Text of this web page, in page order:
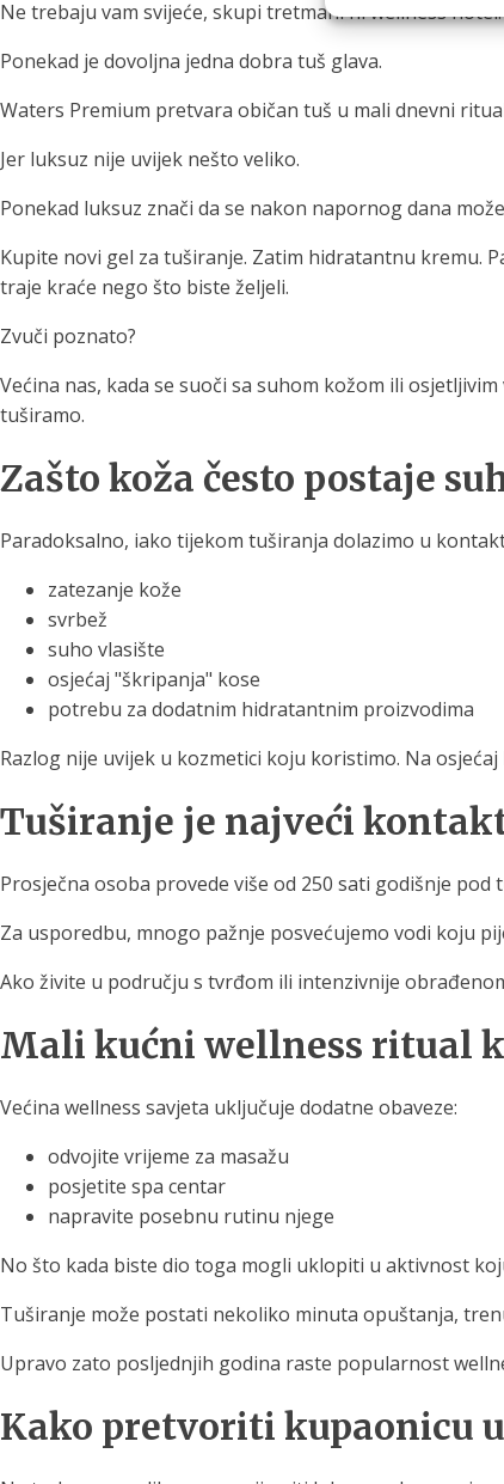
Ne trebaju vam svijeće, skupi tretmani ni wellness hotel.
Ponekad je dovoljna jedna dobra tuš glava.
Waters Premium pretvara običan tuš u mali dnevni
Jer luksuz nije uvijek nešto veliko.
Ponekad luksuz znači da se nakon napornog dana
Kupite novi gel za tuširanje. Zatim hidratantnu kremu.
traje kraće nego što biste željeli.
Zvuči poznato?
Većina nas, kada se suoči sa suhom kožom ili
tuširamo.
Zašto koža često postaje
Paradoksalno, iako tijekom tuširanja dolazimo u
zatezanje kože
svrbež
suho vlasište
osjećaj "škripanja" kose
potrebu za dodatnim hidratantnim proizvodima
Razlog nije uvijek u kozmetici koju koristimo. Na
Tuširanje je najveći
Prosječna osoba provede više od 250 sati godišnje pod
Za usporedbu, mnogo pažnje posvećujemo vodi koju
Ako živite u području s tvrđom ili intenzivnije
Mali kućni wellness ritual
Većina wellness savjeta uključuje dodatne obaveze:
odvojite vrijeme za masažu
posjetite spa centar
napravite posebnu rutinu njege
No što kada biste dio toga mogli uklopiti u aktivnost
Tuširanje može postati nekoliko minuta opuštanja,
Upravo zato posljednjih godina raste popularnost
Kako pretvoriti kupaonicu u